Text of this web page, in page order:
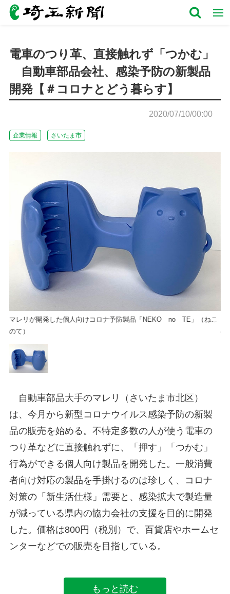
電車のつり革、直接触れず「つかむ」
自動車部品会社、感染予防の新製品
開発【＃コロナとどう暮らす】
2020/07/10/00:00
企業情報 さいたま市
マレリが開発した個人向けコロナ予防製品「NEKO no TE」（ねこ
のて）
自動車部品大手のマレリ（さいたま市北区）
は、今月から新型コロナウイルス感染予防の新製
品の販売を始める。不特定多数の人が使う電車の
つり革などに直接触れずに、「押す」「つかむ」
行為ができる個人向け製品を開発した。一般消費
者向け対応の製品を手掛けるのは珍しく、コロナ
対策の「新生活仕様」需要と、感染拡大で製造量
が減っている県内の協力会社の支援を目的に開発
した。価格は800円（税別）で、百貨店やホームセ
ンターなどでの販売を目指している。
もっと読む